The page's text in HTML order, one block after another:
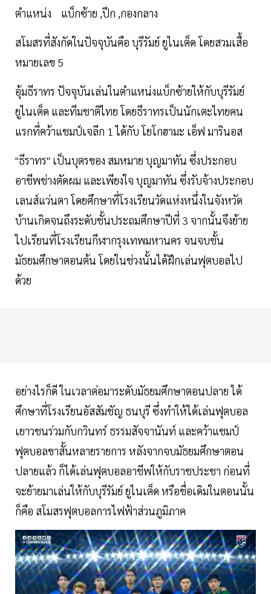
ตำแหน่ง แบ็กซ้าย ,ปีก ,กองกลาง
สโมสรที่สังกัดในปัจจุบันคือ บุรีรัมย์ ยูไนเต็ด โดยสวมเสื้อ
หมายเลข 5
อุ้มธีราทร ปัจจุบันเล่นในตำแหน่งแบ็กซ้ายให้กับบุรีรัมย์
ยูไนเต็ด และทีมชาติไทย โดยธีราทรเป็นนักเตะไทยคน
แรกที่คว้าแชมป์เจลีก 1 ได้กับ โยโกฮามะ เอ็ฟ มารินอส
"ธีราทร" เป็นบุตรของ สมหมาย บุญมาทัน ซึ่งประกอบ
อาชีพช่างตัดผม และเพียงใจ บุญมาทัน ซึ่งรับจ้างประกอบ
เลนส์แว่นตา โดยศึกษาที่โรงเรียนวัดแห่งหนึ่งในจังหวัด
บ้านเกิดจนถึงระดับชั้นประถมศึกษาปีที่ 3 จากนั้นจึงย้าย
ไปเรียนที่โรงเรียนกีฬากรุงเทพมหานคร จนจบชั้น
มัธยมศึกษาตอนต้น โดยในช่วงนั้นได้ฝึกเล่นฟุตบอลไป
ด้วย
อย่างไรก็ดี ในเวลาต่อมาระดับมัธยมศึกษาตอนปลาย ได้
ศึกษาที่โรงเรียนอัสสัมชัญ ธนบุรี ซึ่งทำให้ได้เล่นฟุตบอล
เยาวชนร่วมกับกวินทร์ ธรรมสัจจานันท์ และคว้าแชมป์
ฟุตบอลขาสั้นหลายรายการ หลังจากจบมัธยมศึกษาตอน
ปลายแล้ว ก็ได้เล่นฟุตบอลอาชีพให้กับราชประชา ก่อนที่
จะย้ายมาเล่นให้กับบุรีรัมย์ ยูไนเต็ด หรือชื่อเดิมในตอนนั้น
ก็คือ สโมสรฟุตบอลการไฟฟ้าส่วนภูมิภาค